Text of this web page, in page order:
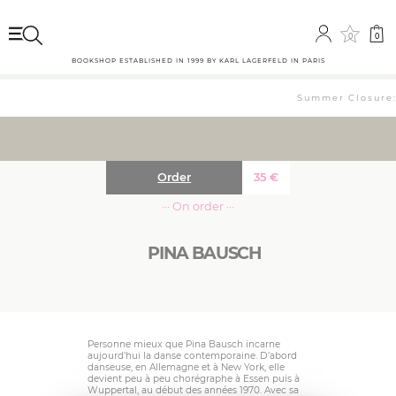
0 0
BOOKSHOP ESTABLISHED IN 1999 BY KARL LAGERFELD IN PARIS
Summer
PINA BAUSCH
35 €
Order
··· On order ···
Personne mieux que Pina Bausch incarne
aujourd’hui la danse contemporaine. D’abord
danseuse, en Allemagne et à New York, elle
devient peu à peu chorégraphe à Essen puis à
Wuppertal, au début des années 1970. Avec sa